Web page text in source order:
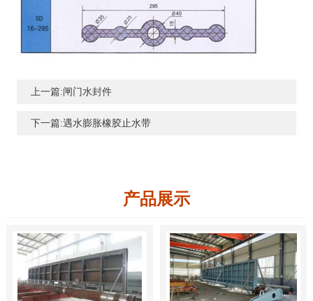
上一篇:闸门水封件
下一篇:遇水膨胀橡胶止水带
产品展示